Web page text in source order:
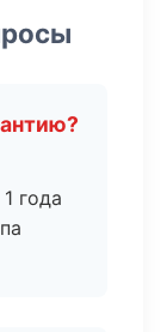
года